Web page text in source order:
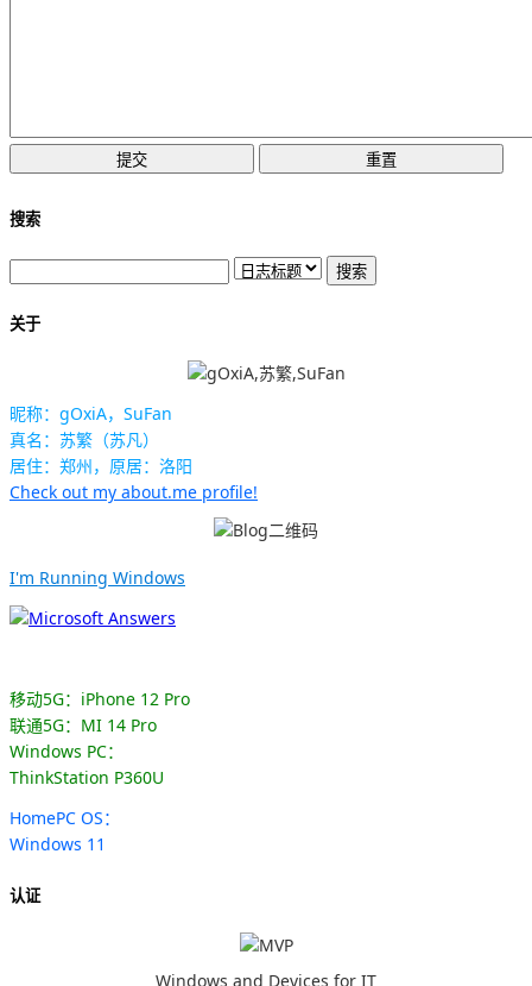
搜索
关于
昵称：gOxiA，SuFan
真名：苏繁（苏凡）
居住：郑州，原居：洛阳
Check out my about.me profile!
I'm Running Windows
移动5G：iPhone 12 Pro
联通5G：MI 14 Pro
Windows PC：
ThinkStation P360U
HomePC OS：
Windows 11
认证
Windows and Devices for IT